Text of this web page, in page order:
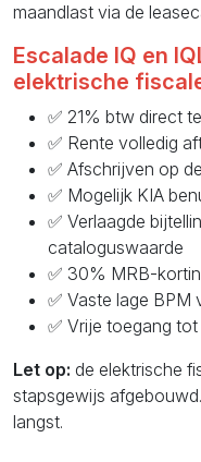
maandlast via de
Escalade IQ en
elektrische
✅ 21% btw direct
✅ Rente volledig
✅ Afschrijven op
✅ Mogelijk KIA
✅ Verlaagde
cataloguswaarde
✅ 30% MRB-
✅ Vaste lage BPM
✅ Vrije toegang
Let op: de elektrische
stapsgewijs
langst.